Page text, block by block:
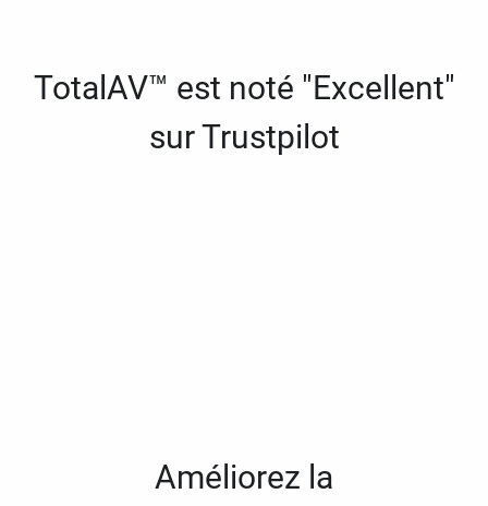
TotalAV™ est noté "Excellent"
sur Trustpilot
Améliorez la